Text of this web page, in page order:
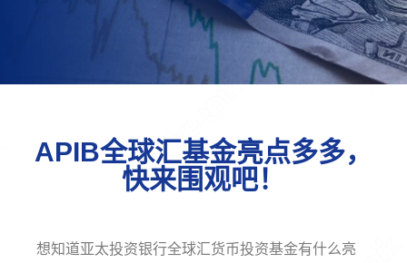
APIB全球汇基金亮点多多，
快来围观吧！
想知道亚太投资银行全球汇货币投资基金有什么亮